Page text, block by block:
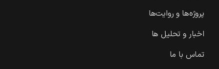
پروژه‌ها و روایت‌ها
اخبار و تحلیل ها
تماس با ما